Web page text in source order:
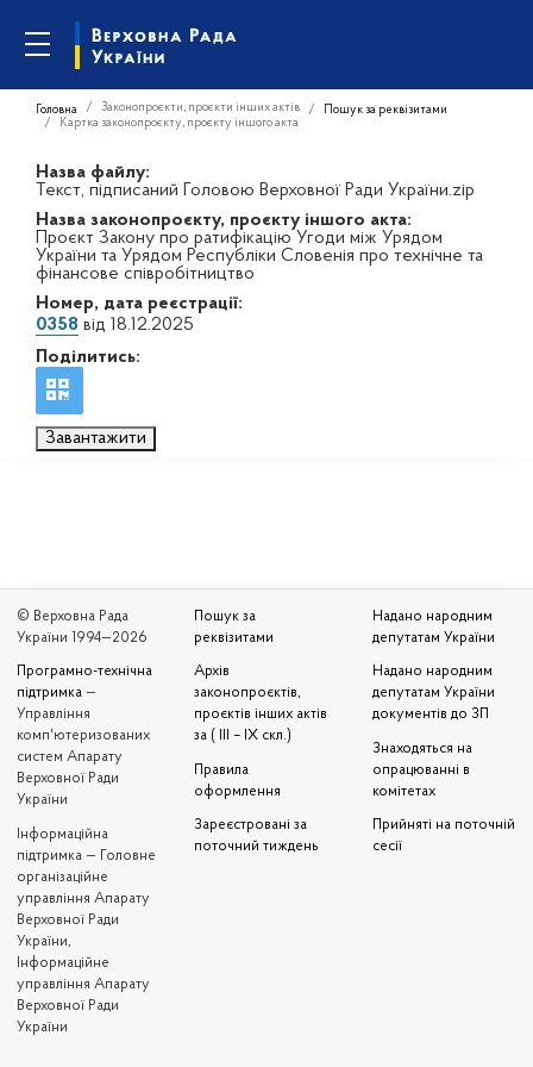
Головна Законопроєкти, проєкти інших актів
Пошук за реквізитами
Картка законопроєкту, проєкту іншого акта
Назва файлу:
Текст, підписаний Головою Верховної Ради України.zip
Назва законопроєкту, проєкту іншого акта:
Проєкт Закону про ратифікацію Угоди між Урядом
України та Урядом Республіки Словенія про технічне та
фінансове співробітництво
Номер, дата реєстрації:
0358 від 18.12.2025
Поділитись:
Завантажити
© Верховна Рада
України 1994—2026
Програмно-технічна
підтримка —
Управління
комп'ютеризованих
систем Апарату
Верховної Ради
України
Iнформаційна
підтримка — Головне
організаційне
управління Апарату
Верховної Ради
України,
Інформаційне
управління Апарату
Верховної Ради
України
Пошук за
реквізитами
Архів
законопроєктів,
проєктів інших актів
за ( III – IX скл.)
Правила
оформлення
Зареєстровані за
поточний тиждень
Надано народним
депутатам України
Надано народним
депутатам України
документів до ЗП
Знаходяться на
опрацюванні в
комітетах
Прийняті на поточній
сесії